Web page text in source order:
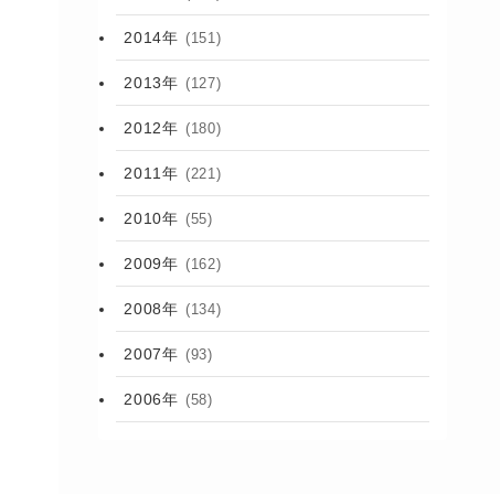
2014年 (151)
2013年 (127)
2012年 (180)
2011年 (221)
2010年 (55)
2009年 (162)
2008年 (134)
2007年 (93)
2006年 (58)